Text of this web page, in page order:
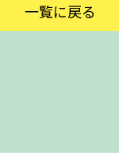
一覧に戻る